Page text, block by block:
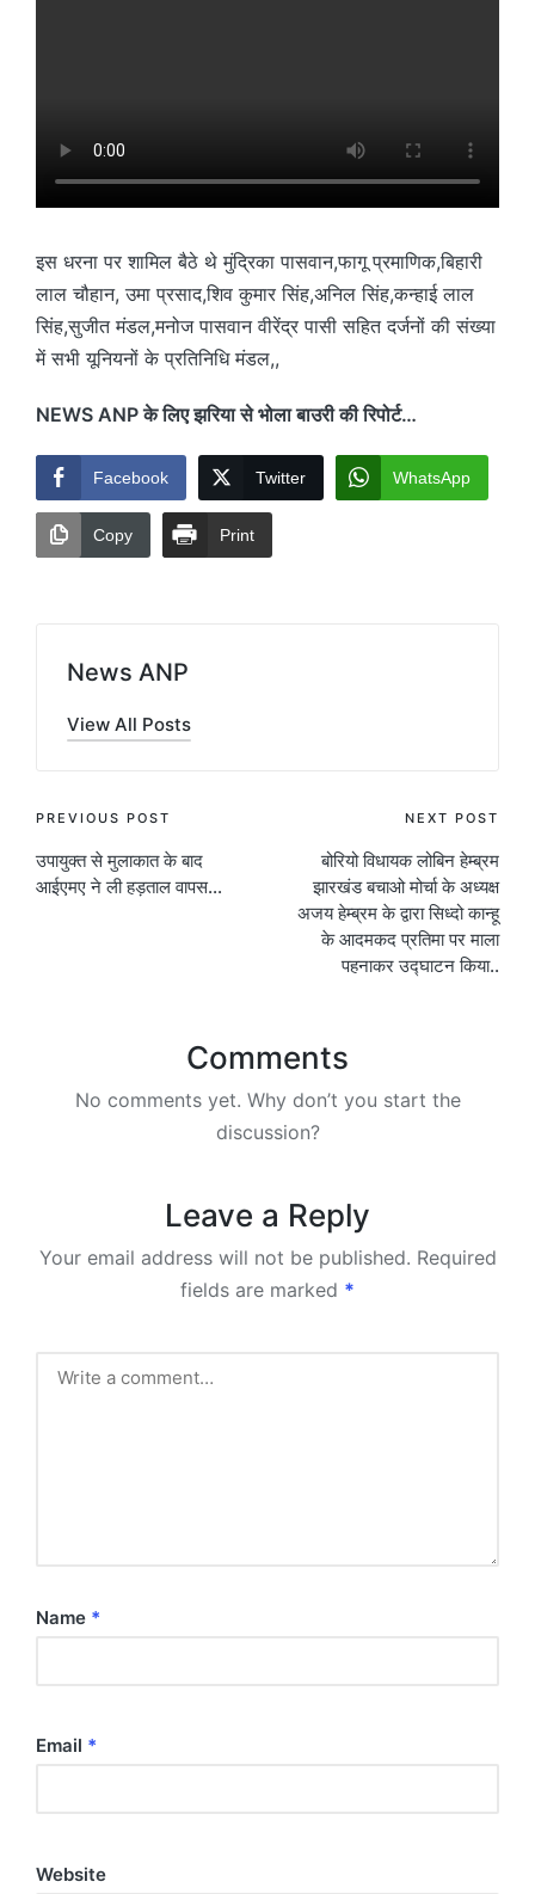
इस धरना पर शामिल बैठे थे मुंद्रिका पासवान,फागू प्रमाणिक,बिहारी
लाल चौहान, उमा प्रसाद,शिव कुमार सिंह,अनिल सिंह,कन्हाई लाल
सिंह,सुजीत मंडल,मनोज पासवान वीरेंद्र पासी सहित दर्जनों की संख्या
में सभी यूनियनों के प्रतिनिधि मंडल,,
NEWS ANP के लिए झरिया से भोला बाउरी की रिपोर्ट…
Facebook Twitter WhatsApp
Copy Print
News ANP
View All Posts
Post
navigation
PREVIOUS POST
उपायुक्त से मुलाकात के बाद
आईएमए ने ली हड़ताल वापस…
NEXT POST
बोरियो विधायक लोबिन हेम्ब्रम
झारखंड बचाओ मोर्चा के अध्यक्ष
अजय हेम्ब्रम के द्वारा सिध्दो कान्हू
के आदमकद प्रतिमा पर माला
पहनाकर उद्घाटन किया..
Comments
No comments yet. Why don’t you start the
discussion?
Leave a Reply
Your email address will not be published. Required
fields are marked *
Name *
Email *
Website